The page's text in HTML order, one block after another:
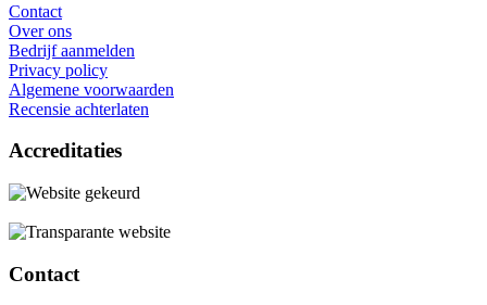
Contact
Over ons
Bedrijf aanmelden
Privacy policy
Algemene voorwaarden
Recensie achterlaten
Accreditaties
Contact